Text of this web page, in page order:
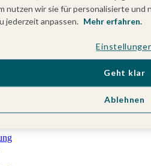
Kindes
nutzen wir sie für personalisierte
jederzeit anpassen. Mehr erfahren.
Ablehnen
Geht klar